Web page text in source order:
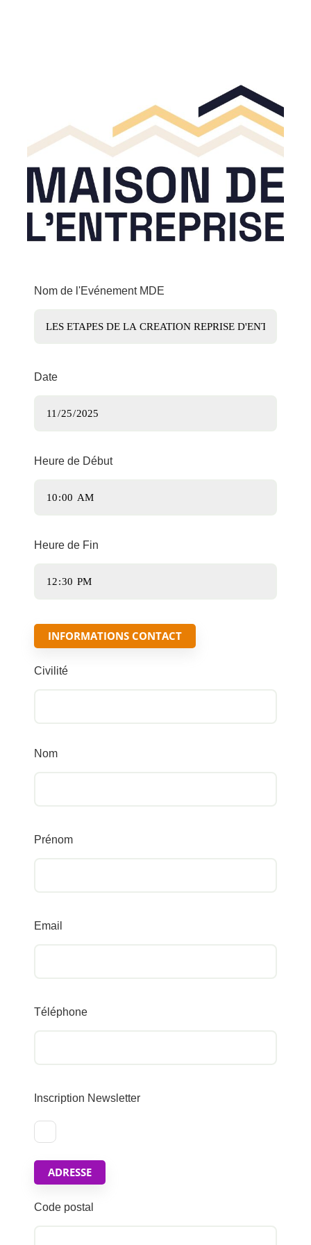
Nom de l'Evénement MDE
Date
Heure de Début
Heure de Fin
INFORMATIONS CONTACT
Civilité
Nom
Prénom
Email
Téléphone
Inscription Newsletter
ADRESSE
Code postal